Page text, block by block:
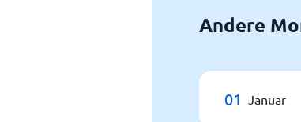
Andere
01 Januar